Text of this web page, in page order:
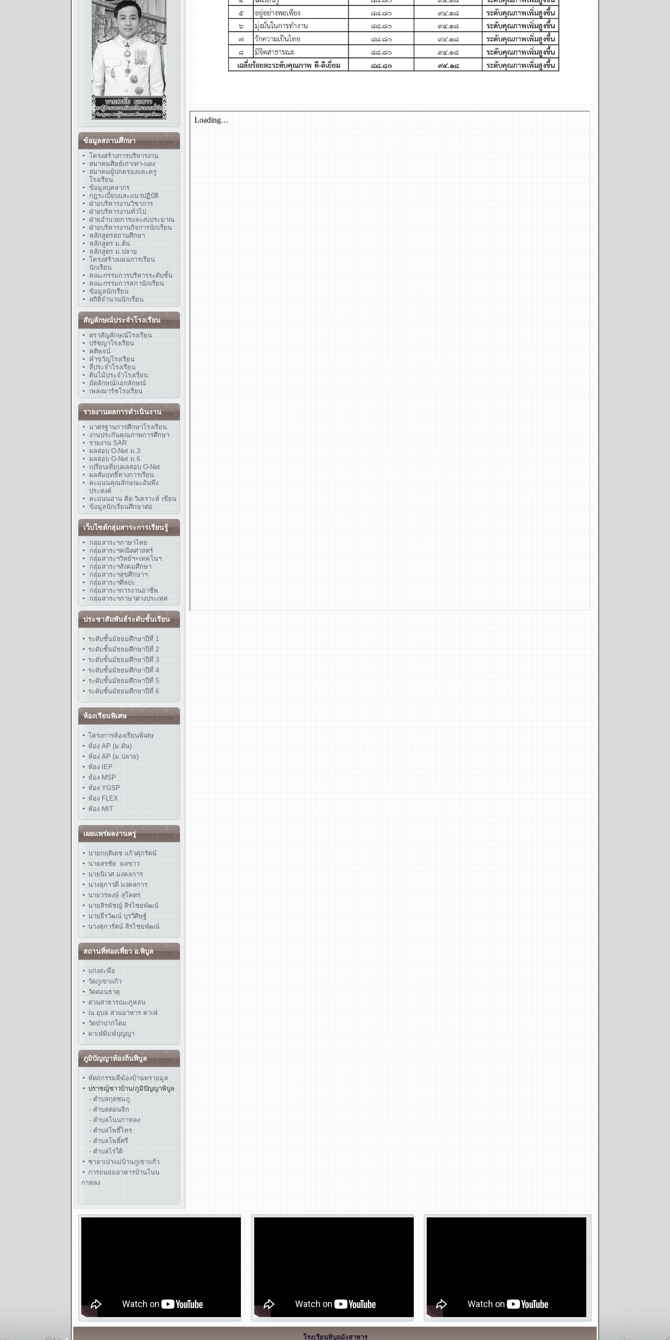
ข้อมูลสถานศึกษา
โครงสร้างการบริหารงาน
สมาคมศิษย์เก่าเทา-แดง
สมาคมผู้ปกครองและครู
โรงเรียน
ข้อมูลบุคลากร
กฎระเบียบและแนวปฏิบัติ
ฝ่ายบริหารงานวิชาการ
ฝ่ายบริหารงานทั่วไป
ฝ่ายอำนวยการและงบประมาณ
ฝ่ายบริหารงานกิจการนักเรียน
หลักสูตรสถานศึกษา
หลักสูตร ม.ต้น
หลักสูตร ม.ปลาย
โครงสร้างแผนการเรียน
นักเรียน
คณะกรรมการบริหารระดับชั้น
คณะกรรมการสภานักเรียน
ข้อมูลนักเรียน
สถิติจำนวนนักเรียน
สัญลักษณ์ประจำโรงเรียน
ตราสัญลักษณ์โรงเรียน
ปรัชญาโรงเรียน
คติพจน์
คำขวัญโรงเรียน
สีประจำโรงเรียน
ต้นไม้ประจำโรงเรียน
อัตลักษณ์/เอกลักษณ์
เพลงมาร์ชโรงเรียน
รายงานผลการดำเนินงาน
มาตรฐานการศึกษาโรงเรียน
งานประกันคุณภาพการศึกษา
รายงาน SAR
ผลสอบ O-Net ม.3
ผลสอบ O-Net ม.6
เปรียบเทียบผลสอบ O-Net
ผลสัมฤทธิ์ทางการเรียน
คะแนนคุณลักษณะอันพึง
ประสงค์
คะแนนอ่าน คิด วิเคราะห์ เขียน
ข้อมูลนักเรียนศึกษาต่อ
เว็บไซต์กลุ่มสาระการเรียนรู้
กลุ่มสาระฯภาษาไทย
กลุ่มสาระฯคณิตศาสตร์
กลุ่มสาระฯวิทย์ฯ+เทคโนฯ
กลุ่มสาระฯสังคมศึกษา
กลุ่มสาระฯสุขศึกษาฯ
กลุ่มสาระฯศิลปะ
กลุ่มสาระฯการงานอาชีพ
กลุ่มสาระฯภาษาต่างประเทศ
ประชาสัมพันธ์ระดับชั้นเรียน
ระดับชั้นมัธยมศึกษาปีที่ 1
ระดับชั้นมัธยมศึกษาปีที่ 2
ระดับชั้นมัธยมศึกษาปีที่ 3
ระดับชั้นมัธยมศึกษาปีที่ 4
ระดับชั้นมัธยมศึกษาปีที่ 5
ระดับชั้นมัธยมศึกษาปีที่ 6
ห้องเรียนพิเศษ
โครงการห้องเรียนพิเศษ
ห้อง AP (ม.ต้น)
ห้อง AP (ม.ปลาย)
ห้อง IEP
ห้อง MSP
ห้อง YGSP
ห้อง FLEX
ห้อง MIT
เผยแพร่ผลงานครู
นายกฤติเดช แก้วศุภรัตน์
นายสรชัย ผลขาว
นายนิเวศ มงคลการ
นางสุภาวดี มงคลการ
นายวรพงษ์ สุโคตร
นายสิรพัชญ์ สิรไชยพัฒน์
นายธีรวัฒน์ บุรวิศิษฐ์
นางสุภารัตน์ สิรไชยพัฒน์
สถานที่ท่องเที่ยว อ.พิบูล
แก่งสะพือ
วัดภูเขาแก้ว
วัดดอนธาตุ
สวนสาธารณะภูหล่น
ณ.อุบล สวนอาหาร คาเฟ่
วัดป่าปากโดม
คาเฟ่พิมพ์บุญญา
ภูมิปัญญาท้องถิ่นพิบูล
หัตถกรรมตีฆ้องบ้านทรายมูล
ปราชญ์ชาวบ้าน/ภูมิปัญญาพิบูล
- ตำบลกุดชมภู
- ตำบลดอนจิก
- ตำบลโนนกาหลง
- ตำบลโพธิ์ไทร
- ตำบลโพธิ์ศรี
- ตำบลไร่ใต้
ซาลาเปาแม่บ้านภูเขาแก้ว
การถนอมอาหารบ้านโนน
กาหลง
โรงเรียนพิบูลมังสาหาร